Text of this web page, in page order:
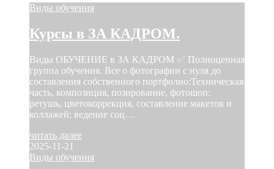
Виды обучения
Курсы в ЗА КАДРОМ.
Виды ОБУЧЕНИЕ в ЗА КАДРОМ ✅ Полноценная
группа обучения. Все о фотографии с нуля до
составления собственного портфолио:Техническая
часть, композиция, позирование, фотошоп:
ретушь, цветокоррекция, составление макетов и
коллажей; ведение соц…
читать далее
2025-11-21
Виды обучения